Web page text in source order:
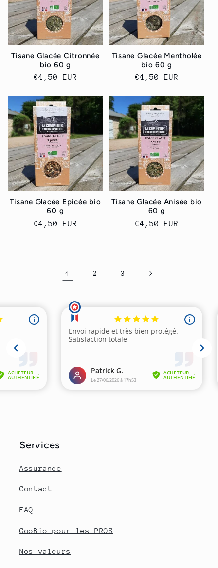
Tisane Glacée Citronnée
bio 60 g
Normaler
€4,50 EUR
Tisane Glacée Mentholée
bio 60 g
Normaler
€4,50 EUR
Tisane Glacée Epicée bio
60 g
Normaler
€4,50 EUR
Tisane Glacée Anisée bio
60 g
Normaler
€4,50 EUR
1 2 3
Services
Assurance
Contact
FAQ
GooBio pour les PROS
Nos valeurs